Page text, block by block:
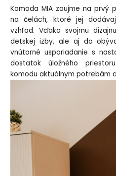
Komoda MIA zaujme na prvý
na čelách, ktoré jej
vzhľad. Vďaka svojmu
detskej izby, ale aj do
vnútorné usporiadanie s
dostatok úložného
komodu aktuálnym potrebám